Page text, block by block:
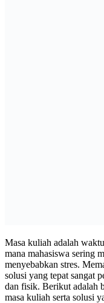
Masa kuliah adalah
mana mahasiswa sering
menyebabkan stres.
solusi yang tepat sangat
dan fisik. Berikut adalah
masa kuliah serta solusi